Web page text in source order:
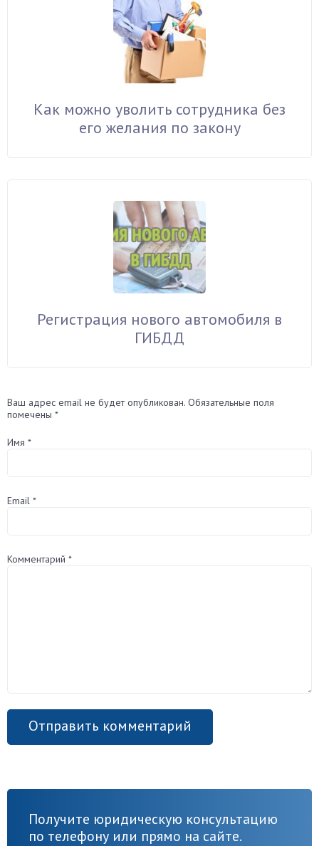
Как можно уволить сотрудника без
его желания по закону
Регистрация нового автомобиля в
ГИБДД
Ваш адрес email не будет опубликован. Обязательные поля
помечены *
Имя *
Email *
Комментарий *
Получите юридическую консультацию
по телефону или прямо на сайте.